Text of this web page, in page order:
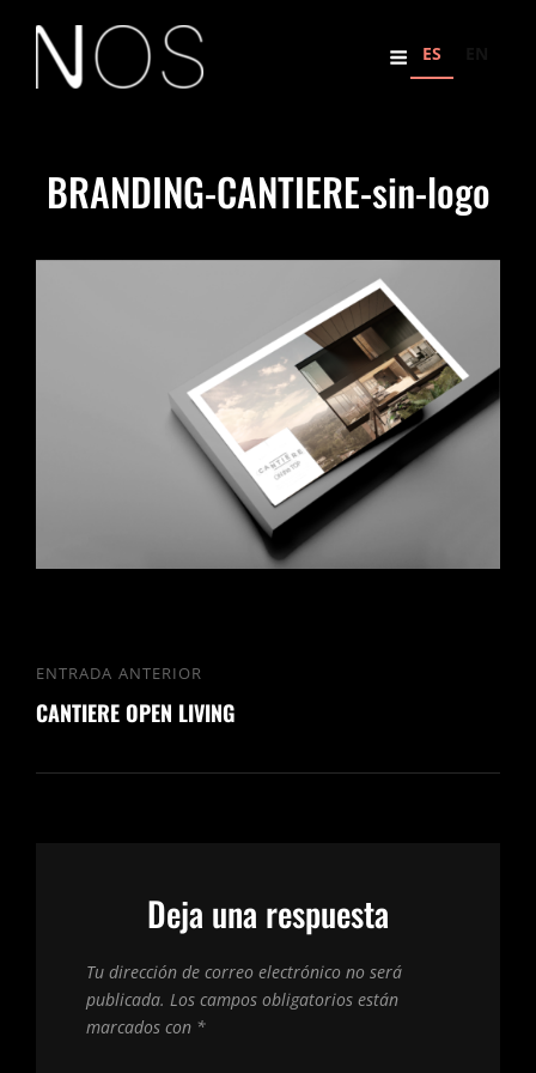
ES
BRANDING-CANTIERE-sin-logo
Navegación
de
Entrada
anterior
ENTRADA ANTERIOR
CANTIERE OPEN LIVING
Deja una respuesta
Tu dirección de correo electrónico no será
publicada. Los campos obligatorios están
marcados con *